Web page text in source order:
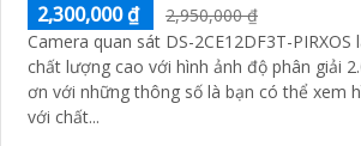
2,300,000 ₫
2,950,000 ₫
Camera quan sát DS-2CE12DF3T-PIRXOS
chất lượng cao với hình ảnh độ phân giải 2.0 MP.
ơn với những thông số là bạn có thể xem
với chất...